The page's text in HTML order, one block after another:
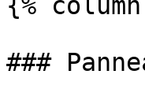
###